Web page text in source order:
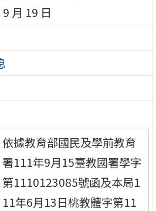
月 19 日
依據教育部國民及學前教育
署111年9月15臺教國署學字
第1110123085號函及本局1
11年6月13日桃教體字第11